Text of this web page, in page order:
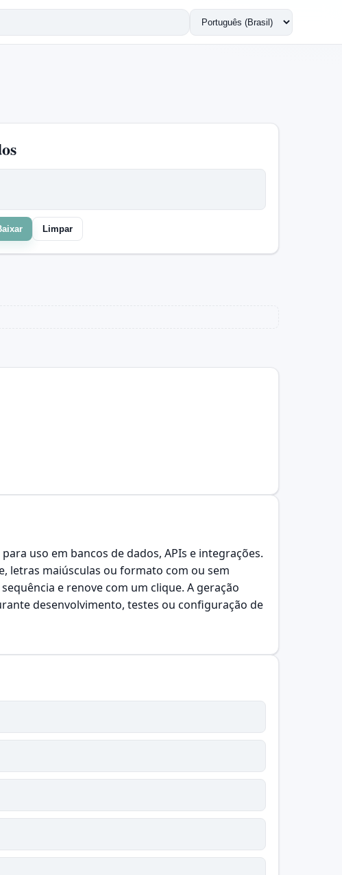
Trocar
idioma
Limpar
uso em bancos de dados, APIs e integrações.
letras maiúsculas ou formato com ou sem
e renove com um clique. A geração
desenvolvimento, testes ou configuração de